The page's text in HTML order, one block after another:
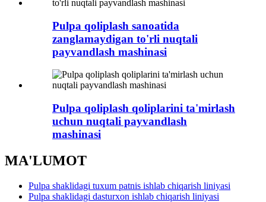
Pulpa qoliplash sanoatida
zanglamaydigan to'rli nuqtali
payvandlash mashinasi
Pulpa qoliplash qoliplarini ta'mirlash
uchun nuqtali payvandlash
mashinasi
MA'LUMOT
Pulpa shaklidagi tuxum patnis ishlab chiqarish liniyasi
Pulpa shaklidagi dasturxon ishlab chiqarish liniyasi